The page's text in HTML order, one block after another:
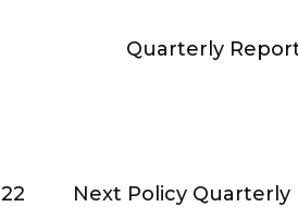
Quarterly
Next Policy